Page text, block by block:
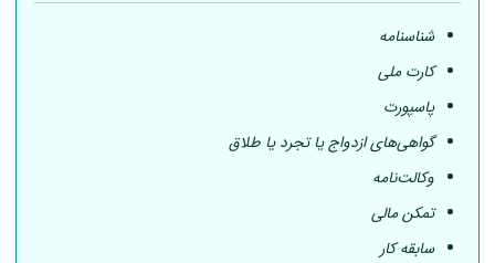
شناسنامه
کارت ملی
پاسپورت
گواهی‌های ازدواج یا تجرد یا طلاق
وکالت‌نامه
تمکن مالی
سابقه کار